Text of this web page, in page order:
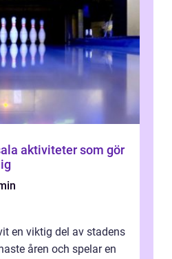
gör
en viktig del av stadens
åren och spelar en